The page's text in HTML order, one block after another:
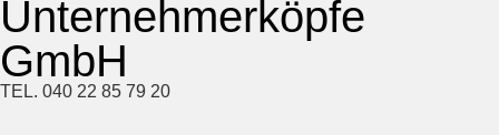
Unternehmerköpfe
GmbH
TEL. 040 22 85 79 20